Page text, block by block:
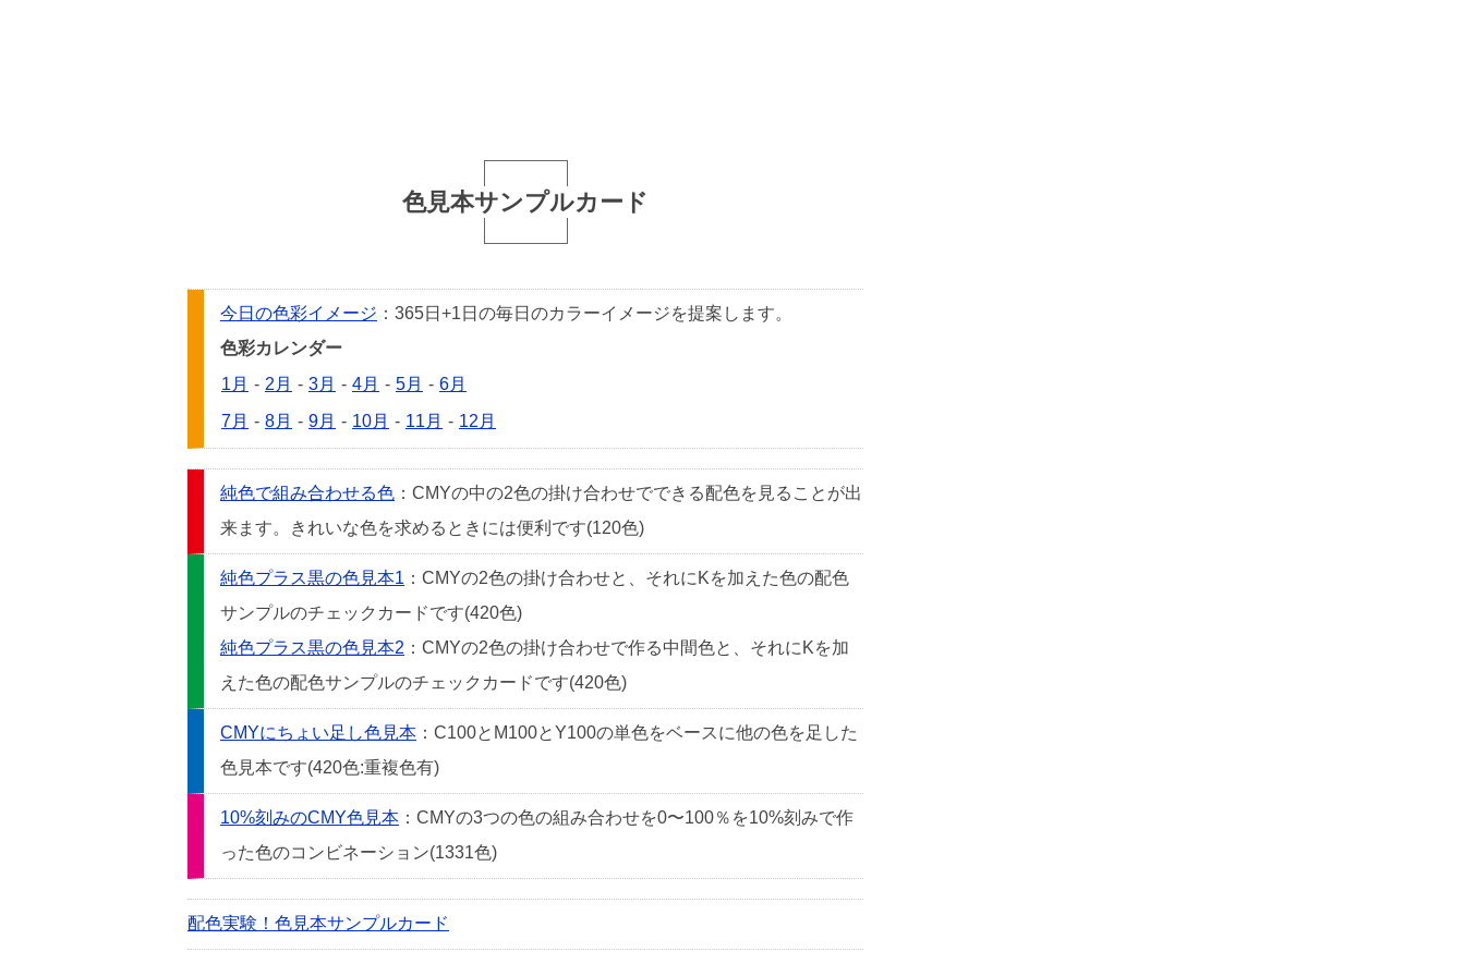
色見本サンプルカード
今日の色彩イメージ ：365日+1日の毎日のカラーイメージを提案します。
色彩カレンダー
1月 - 2月 - 3月 - 4月 - 5月 - 6月
7月 - 8月 - 9月 - 10月 - 11月 - 12月
純色で組み合わせる色 ：CMYの中の2色の掛け合わせでできる配色を見ることが出
来ます。きれいな色を求めるときには便利です(120色)
純色プラス黒の色見本1 ：CMYの2色の掛け合わせと、それにKを加えた色の配色
サンプルのチェックカードです(420色)
純色プラス黒の色見本2 ：CMYの2色の掛け合わせで作る中間色と、それにKを加
えた色の配色サンプルのチェックカードです(420色)
CMYにちょい足し色見本 ：C100とM100とY100の単色をベースに他の色を足した
色見本です(420色:重複色有)
10%刻みのCMY色見本 ：CMYの3つの色の組み合わせを0〜100％を10%刻みで作
った色のコンビネーション(1331色)
配色実験！色見本サンプルカード